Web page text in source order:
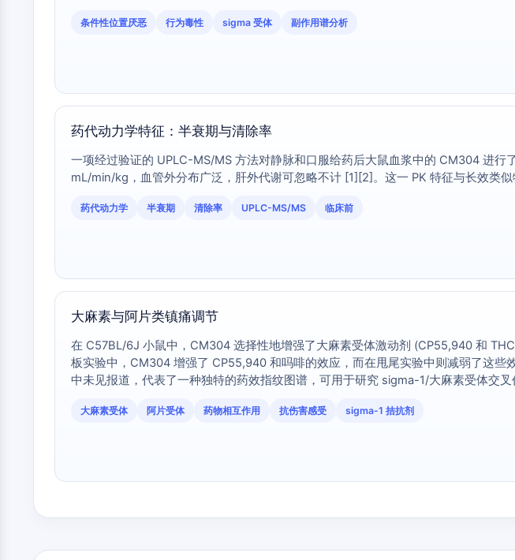
条件性位置厌恶 行为毒性 sigma 受体 副作用谱分析
药代动力学特征：半衰期与清除率
一项经过验证的 UPLC-MS/MS 方法对静脉和口服给药后大鼠血浆中的 CM304 进
mL/min/kg，血管外分布广泛，肝外代谢可忽略不计 [1][2]。这一 PK 特征与长效类
药代动力学 半衰期 清除率 UPLC-MS/MS 临床前
大麻素与阿片类镇痛调节
在 C57BL/6J 小鼠中，CM304 选择性地增强了大麻素受体激动剂 (CP55,940 和
板实验中，CM304 增强了 CP55,940 和吗啡的效应，而在甩尾实验中则减弱了这
中未见报道，代表了一种独特的药效指纹图谱，可用于研究 sigma-1/大麻素受体交叉
大麻素受体 阿片受体 药物相互作用 抗伤害感受 sigma-1 拮抗剂